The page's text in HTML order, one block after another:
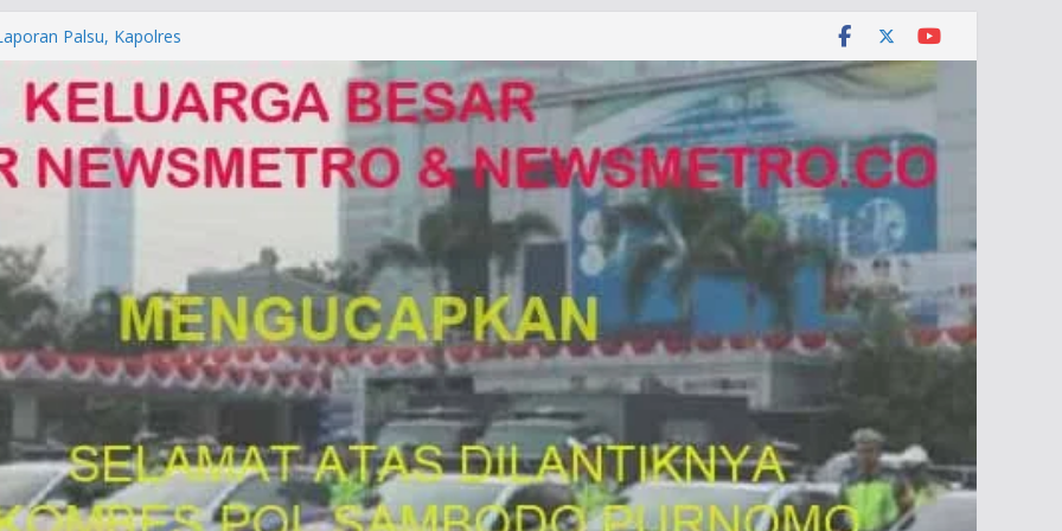
ke Mabes Polri
Palsu, Kapolres
PUNGLI SIM
Alam di Jawa Barat yang
KUHAP Baru 2026, Tegaskan
Dipidana
DENPASAR DAN
POLDA BALI DIDUGA